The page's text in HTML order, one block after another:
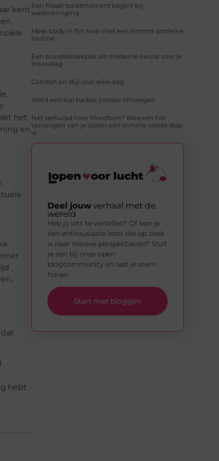
kent
het
en
hebt
Een frisser toiletmoment begint bij
waterreiniging
Meer body in fijn haar met een slimme proteïne
routine
Een bruidsbroekpak als moderne keuze voor je
trouwdag
Comfort en stijl voor elke dag
Word een top barber zonder omwegen
Net verhuisd naar Montfoort? Waarom het
vervangen van je sloten een slimme eerste stap
is
Deel jouw verhaal met de
wereld
Heb jij iets te vertellen? Of ben je
een enthousiaste lezer die op zoek
is naar nieuwe perspectieven? Sluit
je aan bij onze open
blogcommunity en laat je stem
horen.
Start met bloggen